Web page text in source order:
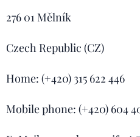
276 01 Mělník
Czech Republic (CZ)
Home: (+420) 315 622 446
Mobile phone: (+420) 604